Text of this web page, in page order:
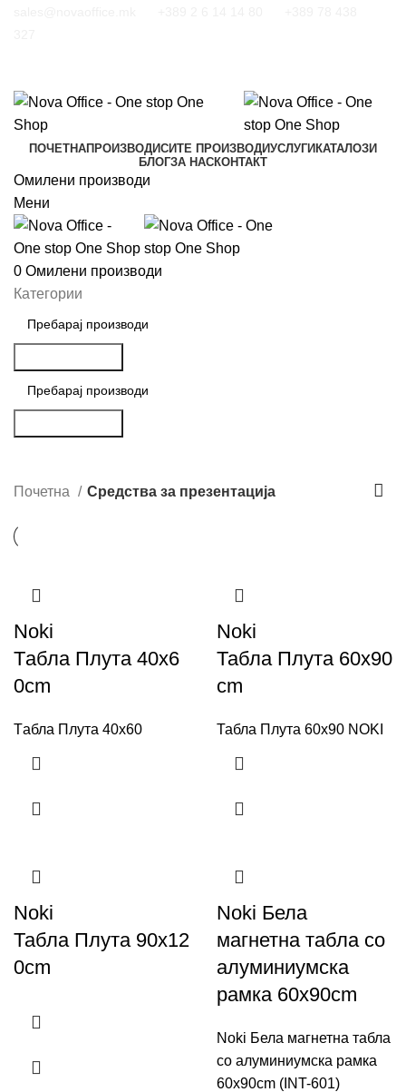
ПОЧЕТНАПРОИЗВОДИСИТЕ ПРОИЗВОДИУСЛУГИ КАТАЛОЗИ
БЛОГЗА НАСКОНТАКТ
Омилени производи
Мени
0 Омилени производи
Категории
Почетна Средства за презентација
Noki
Tабла Плута 40x6
0cm
Tабла Плута 40x60
Noki
Табла Плута 60x90
cm
Табла Плута 60x90 NOKI
Noki
Табла Плута 90x12
0cm
Noki Бела
магнетна табла со
алуминиумска
рамка 60x90cm
Noki Бела магнетна табла
со алуминиумска рамка
60x90cm (INT-601)